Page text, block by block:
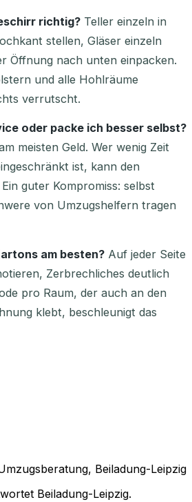
richtig? Teller einzeln in
stellen, Gläser einzeln
Öffnung nach unten einpacken.
und alle Hohlräume
verrutscht.
oder packe ich besser selbst?
meisten Geld. Wer wenig Zeit
ist, kann den
guter Kompromiss: selbst
von Umzugshelfern tragen
am besten? Auf jeder Seite
Zerbrechliches deutlich
pro Raum, der auch an den
klebt, beschleunigt das
Beiladung-Leipzig
Beiladung-Leipzig.